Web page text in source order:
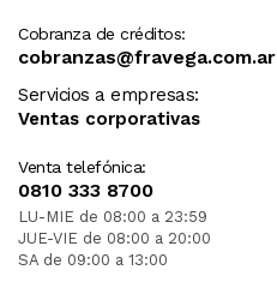
Cobranza de créditos:
cobranzas@fravega.com.ar
Servicios a empresas:
Ventas corporativas
Venta telefónica:
0810 333 8700
LU-MIE de 08:00 a 23:59
JUE-VIE de 08:00 a 20:00
SA de 09:00 a 13:00